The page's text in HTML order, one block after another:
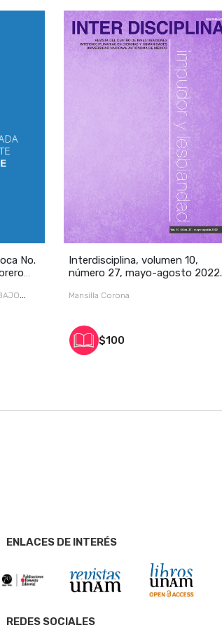
No.
Interdisciplina, volumen 10,
número 27, mayo-agosto 2022.
Mansilla Corona
$100
ENLACES DE INTERÉS
REDES SOCIALES